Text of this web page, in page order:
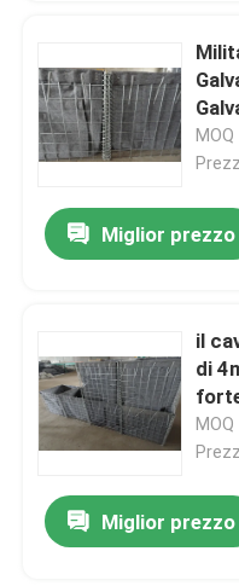
Matto di
Drag Chain Harrow
Scatola del gabbione
recinto di filo
Miglior prezzo
il
di
Miglior prezzo